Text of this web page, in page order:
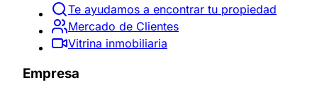
Te ayudamos a encontrar tu propiedad
Mercado de Clientes
Vitrina inmobiliaria
Empresa